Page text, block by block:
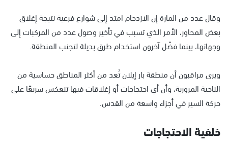
وقال عدد من المارة إن الازدحام امتد إلى شوارع فرعية نتيجة إغلاق
بعض المحاور، الأمر الذي تسبب في تأخير وصول عدد من المركبات إلى
وجهاتها، بينما فضّل آخرون استخدام طرق بديلة لتجنب المنطقة.
ويرى مراقبون أن منطقة بار إيلان تُعد من أكثر المناطق حساسية من
الناحية المرورية، وأن أي احتجاجات أو إغلاقات فيها تنعكس سريعًا على
حركة السير في أجزاء واسعة من القدس.
خلفية الاحتجاجات